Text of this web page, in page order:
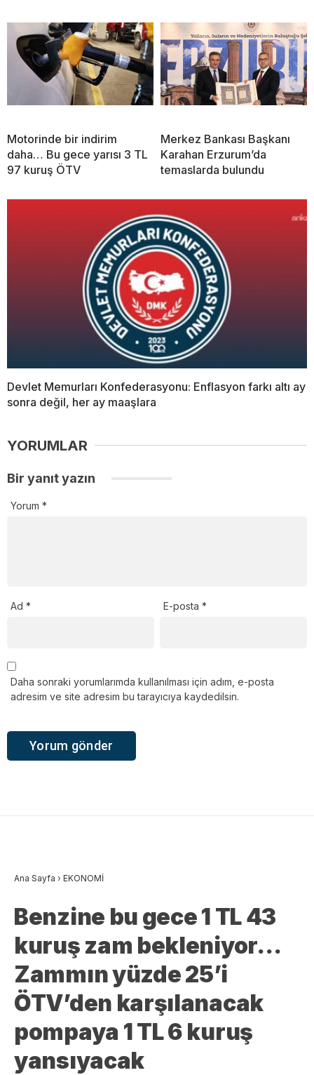
Motorinde bir indirim
daha… Bu gece yarısı 3 TL
97 kuruş ÖTV
Merkez Bankası Başkanı
Karahan Erzurum’da
temaslarda bulundu
Devlet Memurları Konfederasyonu: Enflasyon farkı altı ay
sonra değil, her ay maaşlara
YORUMLAR
Bir yanıt yazın
Yorum *
Ad * E-posta*
Daha sonraki yorumlarımda kullanılması için adım, e-posta
adresim ve site adresim bu tarayıcıya kaydedilsin.
Ana Sayfa › EKONOMİ
Benzine bu gece 1 TL 43
kuruş zam bekleniyor…
Zammın yüzde 25’i
ÖTV’den karşılanacak
pompaya 1 TL 6 kuruş
yansıyacak